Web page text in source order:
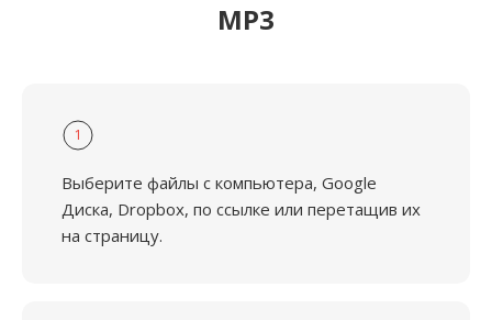
MP3
1
Выберите файлы с компьютера, Google
Диска, Dropbox, по ссылке или перетащив их
на страницу.